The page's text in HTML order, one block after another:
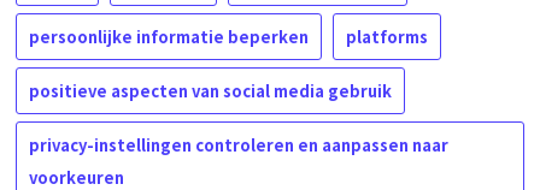
persoonlijke informatie beperken platforms
positieve aspecten van social media gebruik
privacy-instellingen controleren en aanpassen naar
voorkeuren